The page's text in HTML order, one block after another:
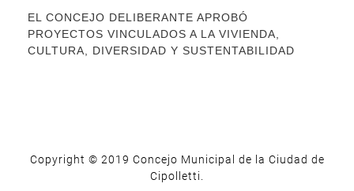
EL CONCEJO DELIBERANTE APROBÓ
PROYECTOS VINCULADOS A LA VIVIENDA,
CULTURA, DIVERSIDAD Y SUSTENTABILIDAD
Copyright © 2019 Concejo Municipal de la Ciudad de
Cipolletti.